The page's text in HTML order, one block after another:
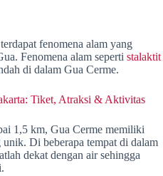
fenomena alam yang
Fenomena alam seperti stalaktit
di dalam Gua Cerme.
Tiket, Atraksi & Aktivitas
1,5 km, Gua Cerme memiliki
Di beberapa tempat di dalam
dekat dengan air sehingga